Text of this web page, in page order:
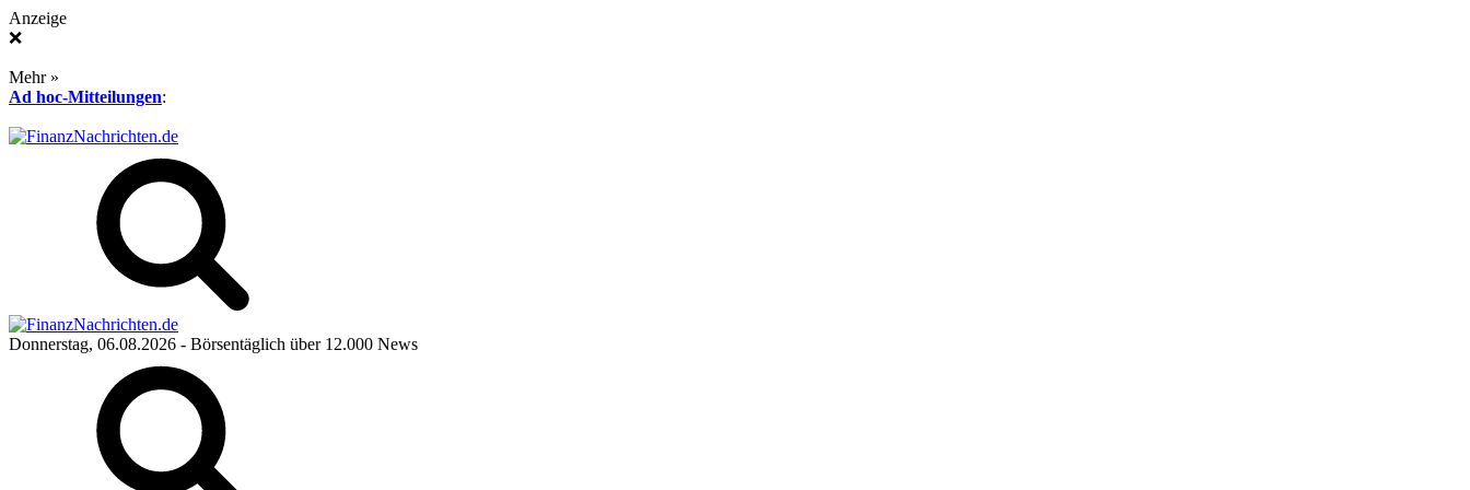
Anzeige
❌
Mehr »
Ad hoc-Mitteilungen:
Donnerstag, 06.08.2026 - Börsentäglich über 12.000 News